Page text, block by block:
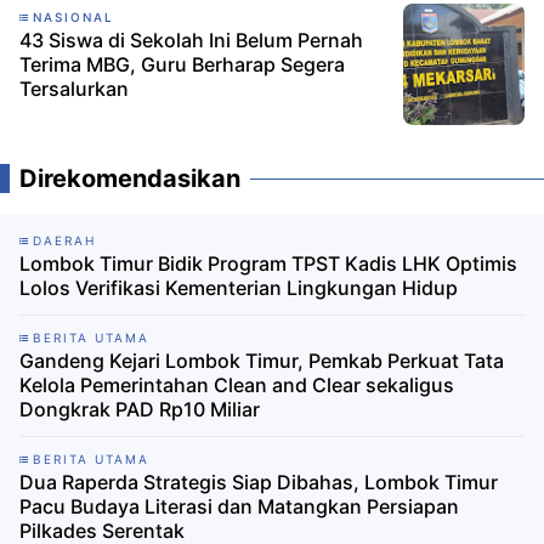
NASIONAL
43 Siswa di Sekolah Ini Belum Pernah
Terima MBG, Guru Berharap Segera
Tersalurkan
Direkomendasikan
DAERAH
Lombok Timur Bidik Program TPST Kadis LHK Optimis
Lolos Verifikasi Kementerian Lingkungan Hidup
BERITA UTAMA
Gandeng Kejari Lombok Timur, Pemkab Perkuat Tata
Kelola Pemerintahan Clean and Clear sekaligus
Dongkrak PAD Rp10 Miliar
BERITA UTAMA
Dua Raperda Strategis Siap Dibahas, Lombok Timur
Pacu Budaya Literasi dan Matangkan Persiapan
Pilkades Serentak